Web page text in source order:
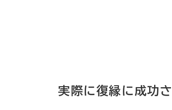
実際に復縁に成功